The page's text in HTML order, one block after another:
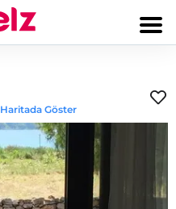
Haritada Göster